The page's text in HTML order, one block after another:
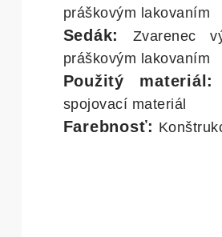
práškovým lakovaním
Sedák:
Zvarenec
práškovým lakovaním
Použitý materiál:
spojovací materiál
Farebnosť: